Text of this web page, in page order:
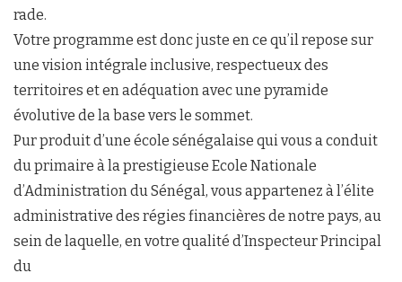
rade.
Votre programme est donc juste en ce qu’il repose sur
une vision intégrale inclusive, respectueux des
territoires et en adéquation avec une pyramide
évolutive de la base vers le sommet.
Pur produit d’une école sénégalaise qui vous a conduit
du primaire à la prestigieuse Ecole Nationale
d’Administration du Sénégal, vous appartenez à l’élite
administrative des régies financières de notre pays, au
sein de laquelle, en votre qualité d’Inspecteur Principal
du